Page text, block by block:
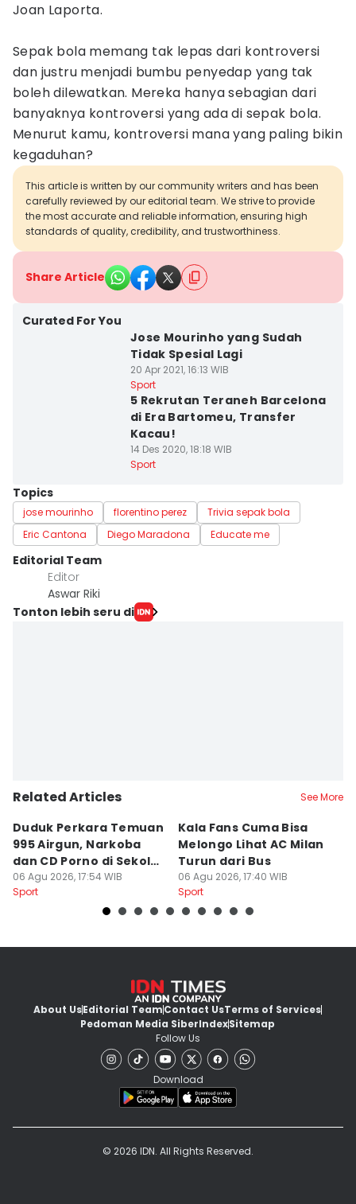
Joan Laporta.
Sepak bola memang tak lepas dari kontroversi
dan justru menjadi bumbu penyedap yang tak
boleh dilewatkan. Mereka hanya sebagian dari
banyaknya kontroversi yang ada di sepak bola.
Menurut kamu, kontroversi mana yang paling bikin
kegaduhan?
This article is written by our community writers and has been
carefully reviewed by our editorial team. We strive to provide
the most accurate and reliable information, ensuring high
standards of quality, credibility, and trustworthiness.
Share Article
Curated For You
Jose Mourinho yang Sudah
Tidak Spesial Lagi
20 Apr 2021, 16:13 WIB
Sport
5 Rekrutan Teraneh Barcelona
di Era Bartomeu, Transfer
Kacau!
14 Des 2020, 18:18 WIB
Sport
Topics
jose mourinho florentino perez
Trivia sepak bola
Eric Cantona
Diego Maradona Educate me
Editorial Team
Editor
Aswar Riki
Tonton lebih seru di
Related Articles See More
Duduk Perkara Temuan
995 Airgun, Narkoba
dan CD Porno di Sekolah
Jaksel
06 Agu 2026, 17:54 WIB
Sport
Kala Fans Cuma Bisa
Melongo Lihat AC Milan
Turun dari Bus
06 Agu 2026, 17:40 WIB
Sport
About UsEditorial TeamContact UsTerms of Services
Pedoman Media SiberIndexSitemap
Follow Us
Download
© 2026 IDN. All Rights Reserved.